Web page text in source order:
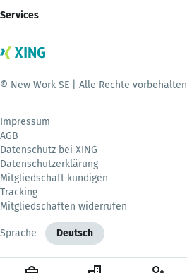
Services
© New Work SE | Alle Rechte vorbehalten
Impressum
AGB
Datenschutz bei XING
Datenschutzerklärung
Mitgliedschaft kündigen
Tracking
Mitgliedschaften widerrufen
Sprache Deutsch